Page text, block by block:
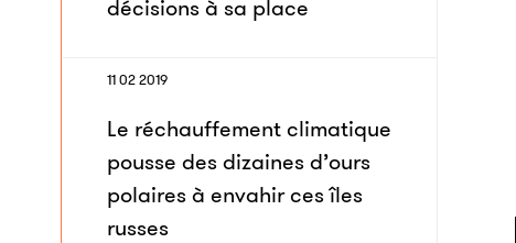
décisions à sa place
11 02 2019
Le réchauffement climatique
pousse des dizaines d’ours
polaires à envahir ces îles
russes